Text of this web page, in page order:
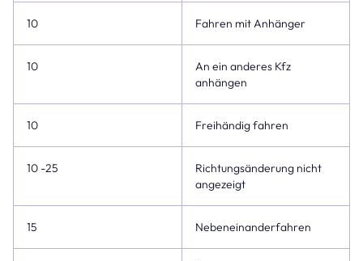
10 Fahren mit Anhänger
10
An ein anderes Kfz
anhängen
10 Freihändig fahren
10 -25
Richtungsänderung nicht
angezeigt
15 Nebeneinanderfahren